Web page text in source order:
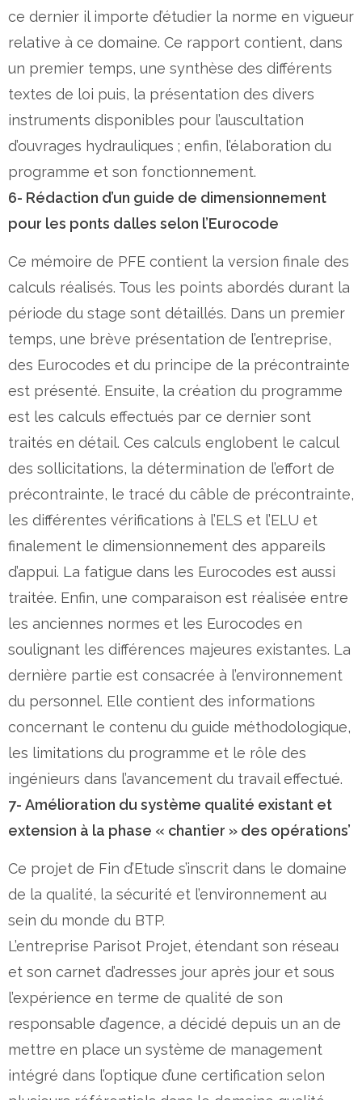
ce dernier il importe d’étudier la norme en vigueur
relative à ce domaine. Ce rapport contient, dans
un premier temps, une synthèse des différents
textes de loi puis, la présentation des divers
instruments disponibles pour l’auscultation
d’ouvrages hydrauliques ; enfin, l’élaboration du
programme et son fonctionnement.
6- Rédaction d’un guide de dimensionnement
pour les ponts dalles selon l’Eurocode
Ce mémoire de PFE contient la version finale des
calculs réalisés. Tous les points abordés durant la
période du stage sont détaillés. Dans un premier
temps, une brève présentation de l’entreprise,
des Eurocodes et du principe de la précontrainte
est présenté. Ensuite, la création du programme
est les calculs effectués par ce dernier sont
traités en détail. Ces calculs englobent le calcul
des sollicitations, la détermination de l’effort de
précontrainte, le tracé du câble de précontrainte,
les différentes vérifications à l’ELS et l’ELU et
finalement le dimensionnement des appareils
d’appui. La fatigue dans les Eurocodes est aussi
traitée. Enfin, une comparaison est réalisée entre
les anciennes normes et les Eurocodes en
soulignant les différences majeures existantes. La
dernière partie est consacrée à l’environnement
du personnel. Elle contient des informations
concernant le contenu du guide méthodologique,
les limitations du programme et le rôle des
ingénieurs dans l’avancement du travail effectué.
7- Amélioration du système qualité existant et
extension à la phase « chantier » des opérations’
Ce projet de Fin d’Etude s’inscrit dans le domaine
de la qualité, la sécurité et l’environnement au
sein du monde du BTP.
L’entreprise Parisot Projet, étendant son réseau
et son carnet d’adresses jour après jour et sous
l’expérience en terme de qualité de son
responsable d’agence, a décidé depuis un an de
mettre en place un système de management
intégré dans l’optique d’une certification selon